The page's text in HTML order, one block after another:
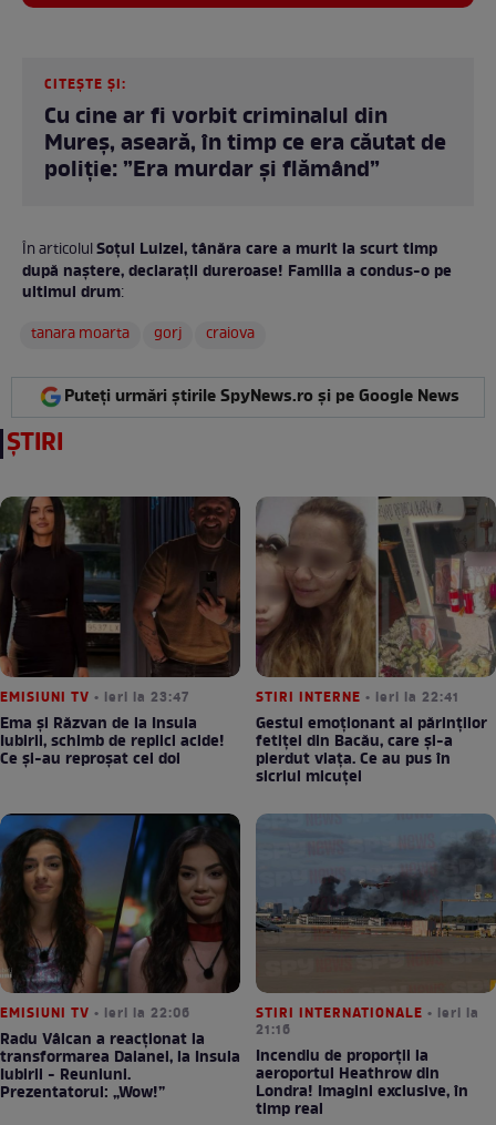
CITEȘTE ȘI:
Cu cine ar fi vorbit criminalul din
Mureș, aseară, în timp ce era căutat de
poliție: ”Era murdar şi flămând”
În articolulSoțul Luizei, tânăra care a murit la scurt timp
după naștere, declarații dureroase! Familia a condus-o pe
ultimul drum:
tanara moarta
gorj craiova
Puteți urmări știrile SpyNews.ro și pe Google News
ȘTIRI
EMISIUNI TV • ieri la 23:47
Ema și Răzvan de la Insula
Iubirii, schimb de replici acide!
Ce și-au reproșat cei doi
STIRI INTERNE • ieri la 22:41
Gestul emoționant al părinților
fetiței din Bacău, care și-a
pierdut viața. Ce au pus în
sicriul micuței
EMISIUNI TV • ieri la 22:06
Radu Vâlcan a reacționat la
transformarea Daianei, la Insula
Iubirii - Reuniuni.
Prezentatorul: „Wow!”
STIRI INTERNATIONALE • ieri la
21:16
Incendiu de proporții la
aeroportul Heathrow din
Londra! Imagini exclusive, în
timp real